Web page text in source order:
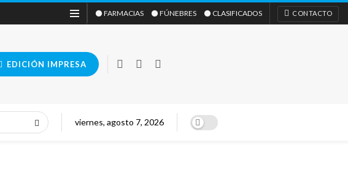
⚫ FARMACIAS ⚫ FÚNEBRES ⚫ CLASIFICADOS CONTACTO
EDICIÓN IMPRESA
viernes, agosto 7, 2026